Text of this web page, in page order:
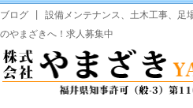
ブログ | 設備メンテナンス、土木工事、足
のやまざきへ！求人募集中